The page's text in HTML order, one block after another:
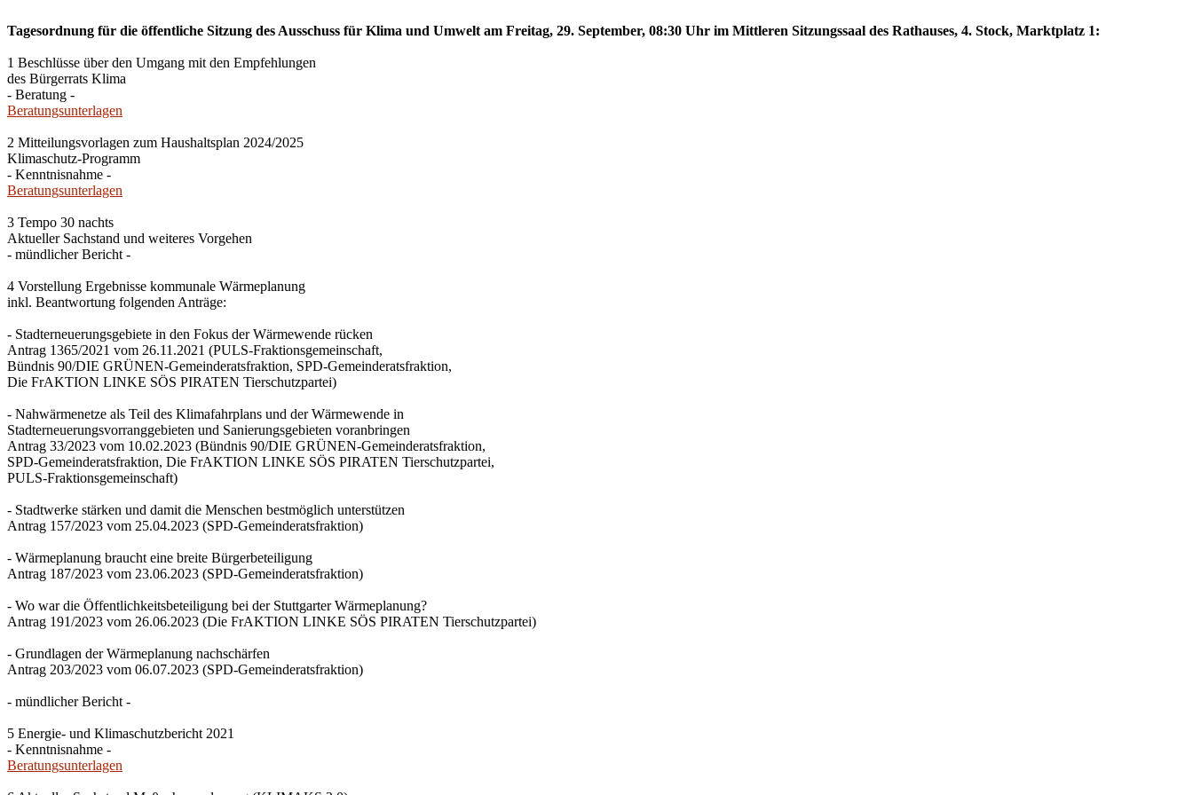
Tagesordnung für die öffentliche Sitzung des Ausschuss für Klima und Umwelt am Freitag, 29. September, 08:30 Uhr im Mittleren Sitzungssaal des Rathauses, 4. Stock, Marktplatz 1:
1 Beschlüsse über den Umgang mit den Empfehlungen
des Bürgerrats Klima
- Beratung -
Beratungsunterlagen
2 Mitteilungsvorlagen zum Haushaltsplan 2024/2025
Klimaschutz-Programm
- Kenntnisnahme -
Beratungsunterlagen
3 Tempo 30 nachts
Aktueller Sachstand und weiteres Vorgehen
- mündlicher Bericht -
4 Vorstellung Ergebnisse kommunale Wärmeplanung
inkl. Beantwortung folgenden Anträge:
- Stadterneuerungsgebiete in den Fokus der Wärmewende rücken
Antrag 1365/2021 vom 26.11.2021 (PULS-Fraktionsgemeinschaft,
Bündnis 90/DIE GRÜNEN-Gemeinderatsfraktion, SPD-Gemeinderatsfraktion,
Die FrAKTION LINKE SÖS PIRATEN Tierschutzpartei)
- Nahwärmenetze als Teil des Klimafahrplans und der Wärmewende in
Stadterneuerungsvorranggebieten und Sanierungsgebieten voranbringen
Antrag 33/2023 vom 10.02.2023 (Bündnis 90/DIE GRÜNEN-Gemeinderatsfraktion,
SPD-Gemeinderatsfraktion, Die FrAKTION LINKE SÖS PIRATEN Tierschutzpartei,
PULS-Fraktionsgemeinschaft)
- Stadtwerke stärken und damit die Menschen bestmöglich unterstützen
Antrag 157/2023 vom 25.04.2023 (SPD-Gemeinderatsfraktion)
- Wärmeplanung braucht eine breite Bürgerbeteiligung
Antrag 187/2023 vom 23.06.2023 (SPD-Gemeinderatsfraktion)
- Wo war die Öffentlichkeitsbeteiligung bei der Stuttgarter Wärmeplanung?
Antrag 191/2023 vom 26.06.2023 (Die FrAKTION LINKE SÖS PIRATEN Tierschutzpartei)
- Grundlagen der Wärmeplanung nachschärfen
Antrag 203/2023 vom 06.07.2023 (SPD-Gemeinderatsfraktion)
- mündlicher Bericht -
5 Energie- und Klimaschutzbericht 2021
- Kenntnisnahme -
Beratungsunterlagen